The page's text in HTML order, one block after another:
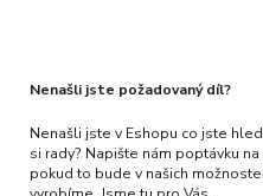
Nenašli jste požadovaný díl?
Nenašli jste v Eshopu co jste
si rady? Napište nám poptávku
pokud to bude v našich